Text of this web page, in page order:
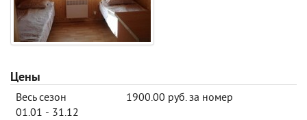
Цены
Весь сезон
01.01 - 31.12
1900.00 руб. за номер